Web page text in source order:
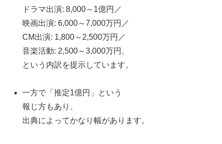
ドラマ出演: 8,000～1億円／
映画出演: 6,000～7,000万円／
CM出演: 1,800～2,500万円／
音楽活動: 2,500～3,000万円、
という内訳を提示しています。
一方で「推定1億円」という
報じ方もあり、
出典によってかなり幅があります。